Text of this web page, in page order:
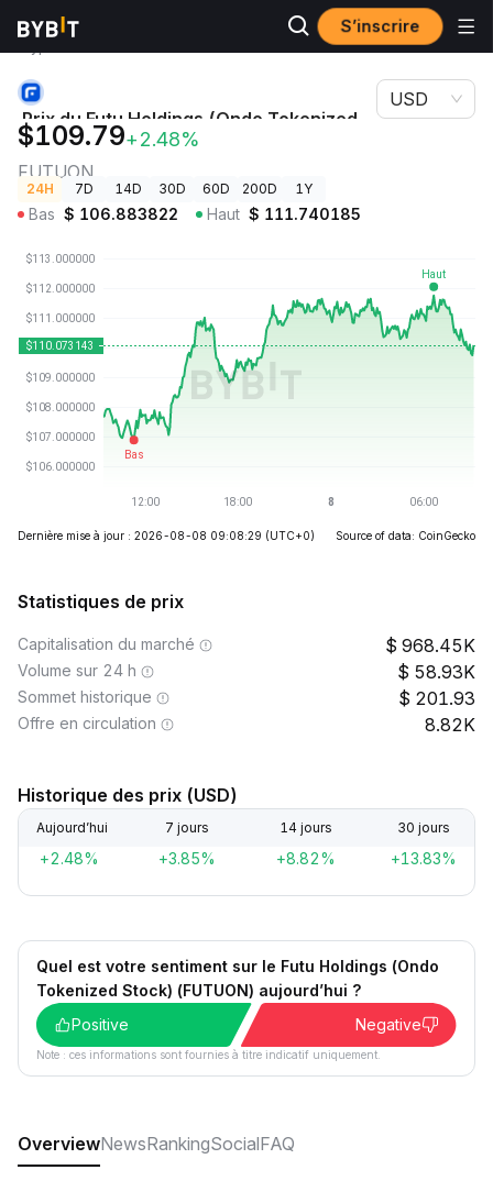
S’inscrire
Prix des
Prix du Futu Holdings (Ondo Tokenized Stock)
Prix du Futu Holdings (Ondo Tokenized
Stock)
FUTUON
$109.79+2.48%
USD
24H 7D 14D 30D 60D 200D 1Y
Bas $ 106.883822 Haut $ 111.740185
Dernière mise à jour : 2026-08-08 09:08:29 (UTC+0) Source of data: CoinGecko
Statistiques de prix
Capitalisation du marché 968.45K
Volume sur 24 h 58.93K
Sommet historique 201.93
Offre en circulation 8.82K
Historique des prix (USD)
Aujourd’hui 7 jours 14 jours 30 jours
+2.48% +3.85% +8.82% +13.83%
Quel est votre sentiment sur le Futu Holdings (Ondo
Tokenized Stock) (FUTUON) aujourd’hui ?
Positive
Negative
Note : ces informations sont fournies à titre indicatif uniquement.
OverviewNewsRankingSocialFAQ